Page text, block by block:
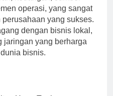
keuangan, sumber
operasi, yang sangat
yang sukses.
dengan bisnis lokal,
yang berharga